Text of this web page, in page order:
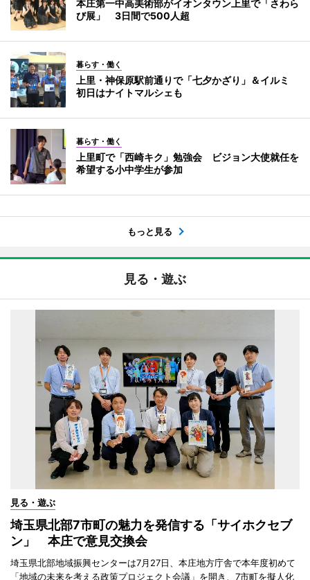
本庄第一中高美術部がイオンタウン上里で「さわら
び展」 3日間で500人超
暮らす・働く
上里・神保原駅前通りで「七夕かざり」＆イルミ
初日はナイトマルシェも
暮らす・働く
上里町で「西崎キク」勉強会 ビジョン大使就任を
希望する小中学生が参加
もっと見る
見る・遊ぶ
見る・遊ぶ
埼玉県北部7市町の魅力を発信する「サイホクセブ
ン」 本庄で意見交換会
埼玉県北部地域振興センターは7月27日、本庄地方庁舎で本年度初めて
「地域の未来を考える政策プロジェクト会議」を開き、7市町を擬人化